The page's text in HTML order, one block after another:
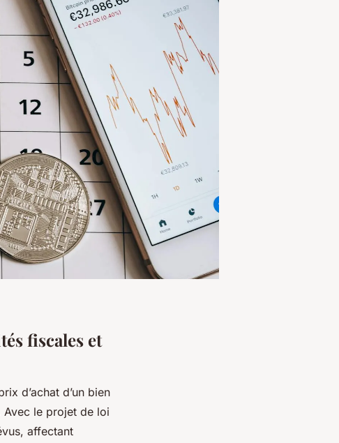
fiscales et
d’achat d’un bien
Avec le projet de loi
affectant